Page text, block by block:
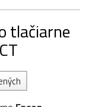
tlačiarne